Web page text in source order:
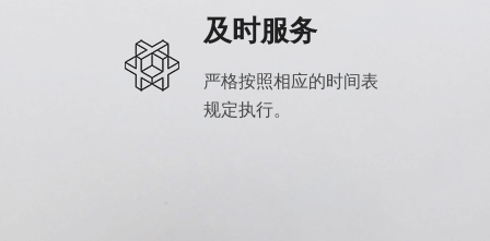
及时服务
严格按照相应的时间表
规定执行。